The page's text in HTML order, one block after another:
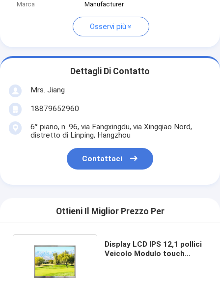
Marca
Manufacturer
Osservi più
Dettagli Di Contatto
Mrs. Jiang
18879652960
6° piano, n. 96, via Fangxingdu, via Xingqiao Nord,
distretto di Linping, Hangzhou
Contattaci
Ottieni Il Miglior Prezzo Per
Display LCD IPS 12,1 pollici
Veicolo Modulo touch